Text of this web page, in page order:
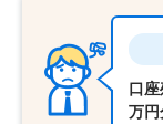
口
万円